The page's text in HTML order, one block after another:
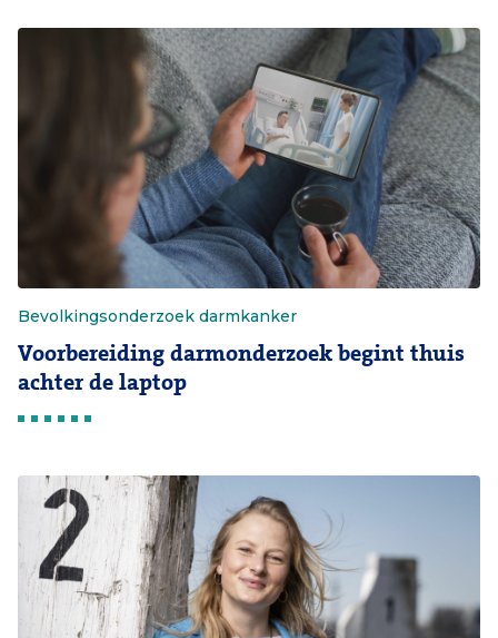
Bevolkingsonderzoek darmkanker
Voorbereiding darmonderzoek begint thuis
achter de laptop